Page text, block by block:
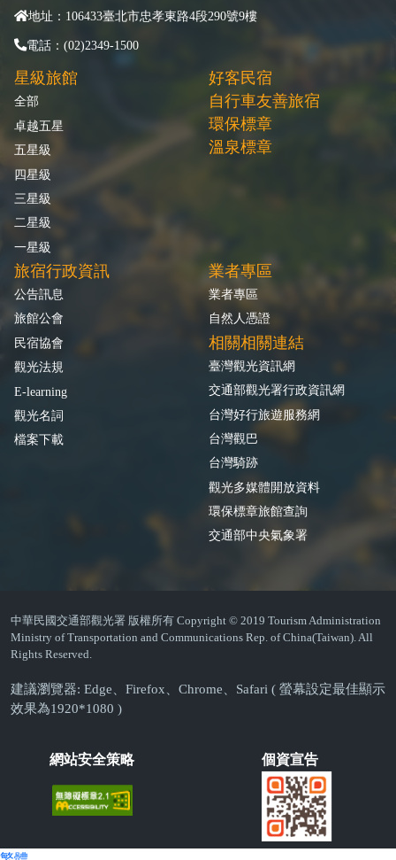
地址：106433臺北市忠孝東路4段290號9樓
電話：(02)2349-1500
星級旅館
全部
卓越五星
五星級
四星級
三星級
二星級
一星級
好客民宿
自行車友善旅宿
環保標章
溫泉標章
旅宿行政資訊
公告訊息
旅館公會
民宿協會
觀光法規
E-learning
觀光名詞
檔案下載
業者專區
業者專區
自然人憑證
相關相關連結
臺灣觀光資訊網
交通部觀光署行政資訊網
台灣好行旅遊服務網
台灣觀巴
台灣騎跡
觀光多媒體開放資料
環保標章旅館查詢
交通部中央氣象署
中華民國交通部觀光署 版權所有 Copyright © 2019 Tourism Administration
Ministry of Transportation and Communications Rep. of China(Taiwan). All
Rights Reserved.
建議瀏覽器: Edge、Firefox、Chrome、Safari ( 螢幕設定最佳顯示
效果為1920*1080 )
網站安全策略 個資宣告